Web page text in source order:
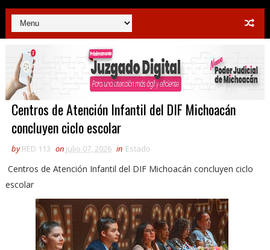
Centros de Atención Infantil del DIF Michoacán
concluyen ciclo escolar
by RED 113 on julio 07, 2026 in Estado
Centros de Atención Infantil del DIF Michoacán concluyen ciclo
escolar